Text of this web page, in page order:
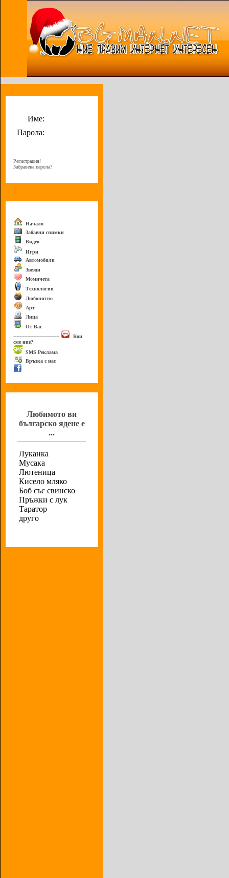
Име:
Парола:
Регистрация!
Забравена парола?
Начало
Забавни снимки
Видео
Игри
Автомобили
Звезди
Момичета
Технологии
Любопитно
Арт
Лица
От Вас
------------------------------
Кои
сме ние?
SMS Реклама
Връзка с нас
Любимото ви
българско ядене е
...
Луканка
Мусака
Лютеница
Кисело мляко
Боб със свинско
Пръжки с лук
Таратор
друго